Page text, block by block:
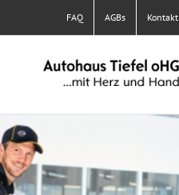
FAQ AGBs Kontakt